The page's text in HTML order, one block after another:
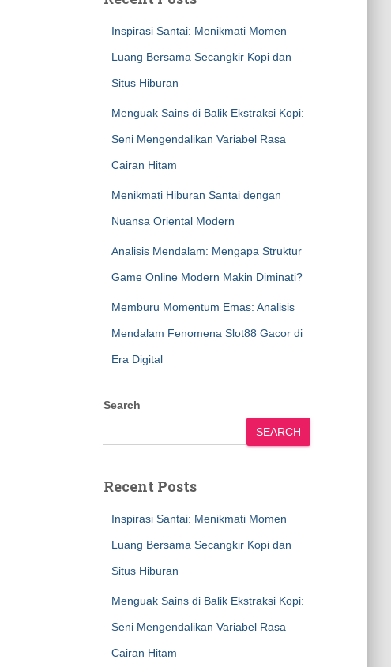
Inspirasi Santai: Menikmati Momen
Luang Bersama Secangkir Kopi dan
Situs Hiburan
Menguak Sains di Balik Ekstraksi Kopi:
Seni Mengendalikan Variabel Rasa
Cairan Hitam
Menikmati Hiburan Santai dengan
Nuansa Oriental Modern
Analisis Mendalam: Mengapa Struktur
Game Online Modern Makin Diminati?
Memburu Momentum Emas: Analisis
Mendalam Fenomena Slot88 Gacor di
Era Digital
Search
SEARCH
Recent Posts
Inspirasi Santai: Menikmati Momen
Luang Bersama Secangkir Kopi dan
Situs Hiburan
Menguak Sains di Balik Ekstraksi Kopi:
Seni Mengendalikan Variabel Rasa
Cairan Hitam